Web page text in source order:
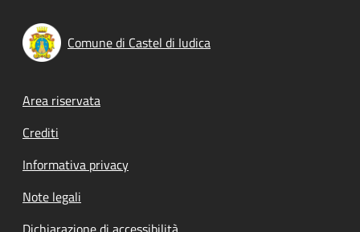
Comune di Castel di Iudica
Footer menu
Area riservata
Crediti
Informativa privacy
Note legali